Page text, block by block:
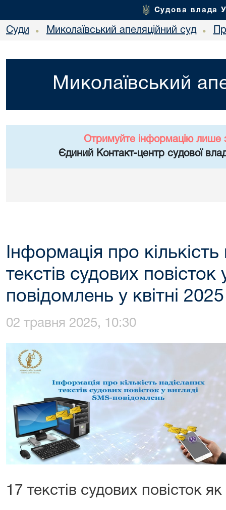
Судова влада
Суди • Миколаївський апеляційний суд •
Миколаївський
Отримуйте інформацію лише
Єдиний Контакт-центр судової
Інформація про
текстів судових повісток
повідомлень у квітні
02 травня 2025, 10:30
17 текстів судових повісток